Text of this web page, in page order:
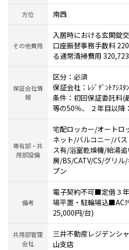
方位 南西
その他費用
入居時における玄関錠
口座振替事務手数料
る通常清掃費用 320,723
保証会社情
報
区分：必須
保証会社：ﾚｼﾞﾃﾞﾝﾄｱｼｽ
条件：初回保証委託料(
等の50％、 ２年目以降
専有部・共
用部設備
宅配ロッカー/オートロ
ネット/バルコニー/バ
ス有/浴室乾燥機/給湯
房/BS/CATV/CS/グリ
プン
備考
電子契約不可■定借３
場平置・駐輪場込■AC
25,000円/台)
共用部管理
会社
三井不動産レジデンシ
山支店